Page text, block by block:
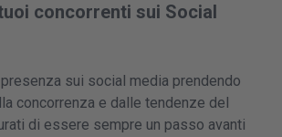
concorrenti sui Social
sui social media prendendo
concorrenza e dalle tendenze del
di essere sempre un passo avanti